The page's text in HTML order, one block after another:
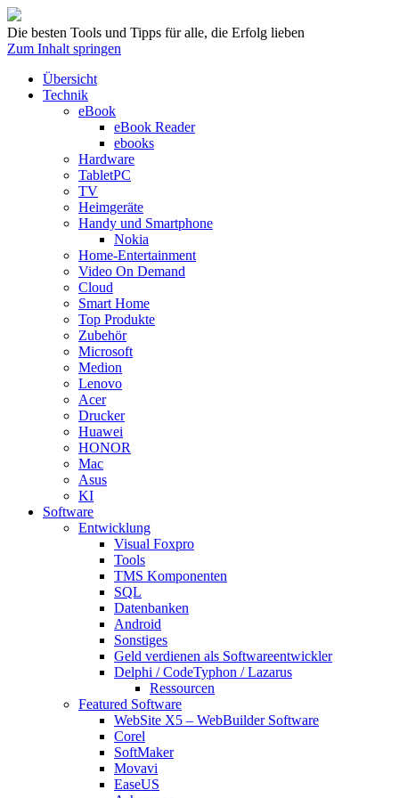
Die besten Tools und Tipps für alle, die Erfolg lieben
Zum Inhalt springen
Übersicht
Technik
eBook
eBook Reader
ebooks
Hardware
TabletPC
TV
Heimgeräte
Handy und Smartphone
Nokia
Home-Entertainment
Video On Demand
Cloud
Smart Home
Top Produkte
Zubehör
Microsoft
Medion
Lenovo
Acer
Drucker
Huawei
HONOR
Mac
Asus
KI
Software
Entwicklung
Visual Foxpro
Tools
TMS Komponenten
SQL
Datenbanken
Android
Sonstiges
Geld verdienen als Softwareentwickler
Delphi / CodeTyphon / Lazarus
Ressourcen
Featured Software
WebSite X5 – WebBuilder Software
Corel
SoftMaker
Movavi
EaseUS